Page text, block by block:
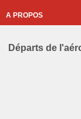
A PROPOS
Départs de